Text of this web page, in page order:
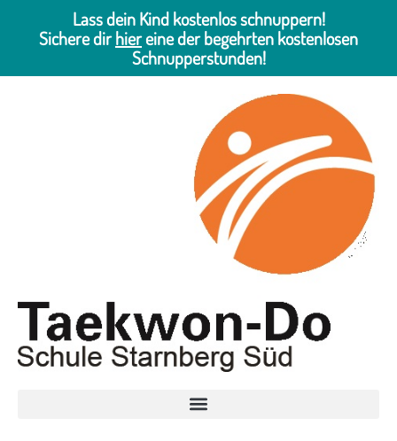
Lass dein Kind kostenlos schnuppern!
Sichere dirhiereine der begehrten kostenlosen
Schnupperstunden!